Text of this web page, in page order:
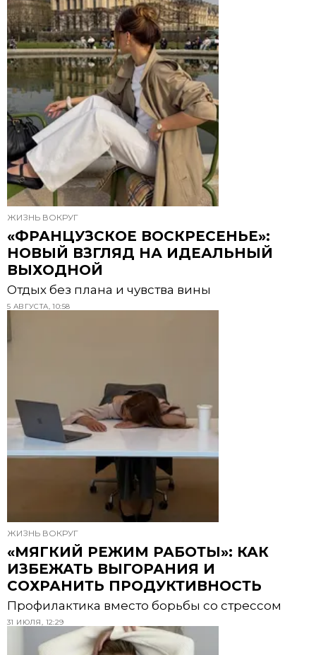
ЖИЗНЬ ВОКРУГ
«ФРАНЦУЗСКОЕ ВОСКРЕСЕНЬЕ»:
НОВЫЙ ВЗГЛЯД НА ИДЕАЛЬНЫЙ
ВЫХОДНОЙ
Отдых без плана и чувства вины
5 АВГУСТА, 10:58
ЖИЗНЬ ВОКРУГ
«МЯГКИЙ РЕЖИМ РАБОТЫ»: КАК
ИЗБЕЖАТЬ ВЫГОРАНИЯ И
СОХРАНИТЬ ПРОДУКТИВНОСТЬ
Профилактика вместо борьбы со стрессом
31 ИЮЛЯ, 12:29